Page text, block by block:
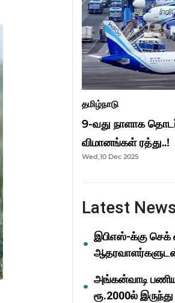
தமிழ்நாடு
9-வது நாளாக
விமானங்கள் ரத்து..!
Wed,10 Dec 2025
Latest
இபிஎஸ்-க்கு
அங்கன்வாடி
ரூ.2000ல்